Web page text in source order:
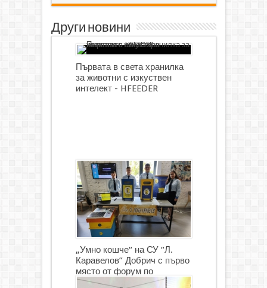
Други новини
Първата в света хранилка
за животни с изкуствен
интелект - HFEEDER
„Умно кошче“ на СУ “Л.
Каравелов” Добрич с първо
място от форум по
роботика